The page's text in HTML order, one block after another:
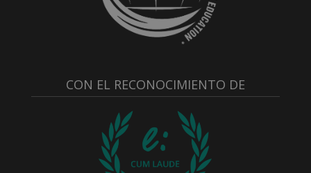
CON EL RECONOCIMIENTO DE